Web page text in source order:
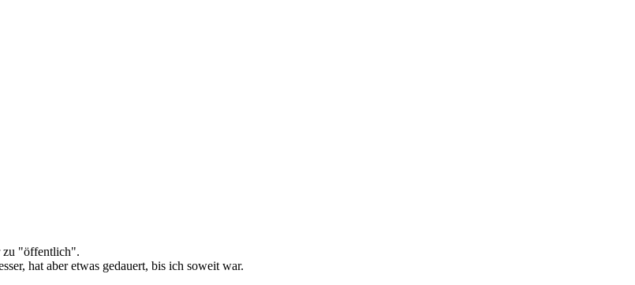
zu "öffentlich".
hat aber etwas gedauert, bis ich soweit war.